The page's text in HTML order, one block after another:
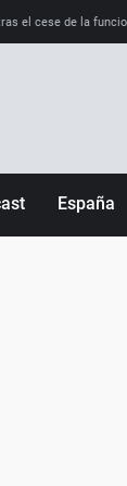
el cese de la
España